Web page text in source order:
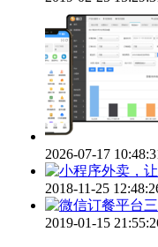
2026-07-17
2018-11-25
2019-01-15